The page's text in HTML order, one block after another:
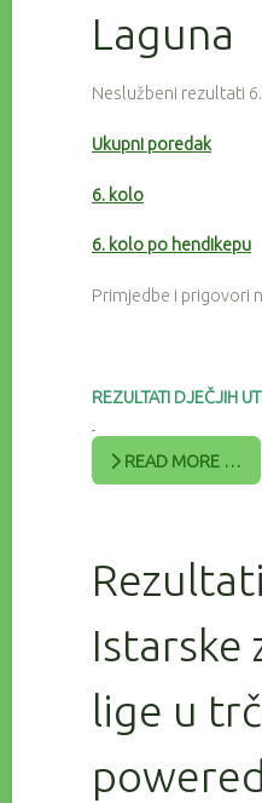
Laguna
Neslužbeni rezultati
Ukupni poredak
6. kolo
6. kolo po hendikepu
Primjedbe i prigovori
REZULTATI DJEČJIH
READ MORE …
Istarske
lige u